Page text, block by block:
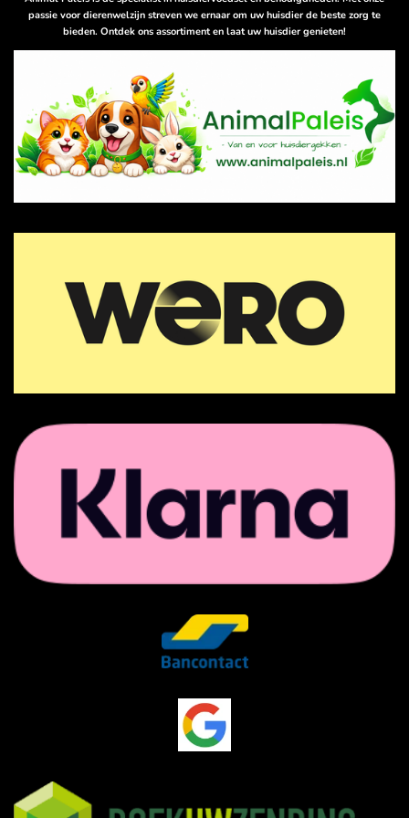
p
passie voor dierenwelzijn streven we ernaar om uw huisdier de beste zorg te
bieden. Ontdek ons assortiment en laat uw huisdier genieten!